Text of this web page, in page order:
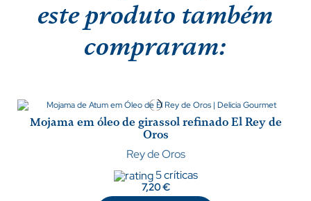
este produto também
compraram:
Mojama em óleo de girassol refinado El Rey de
Oros
Rey de Oros
5 críticas
7,20 €